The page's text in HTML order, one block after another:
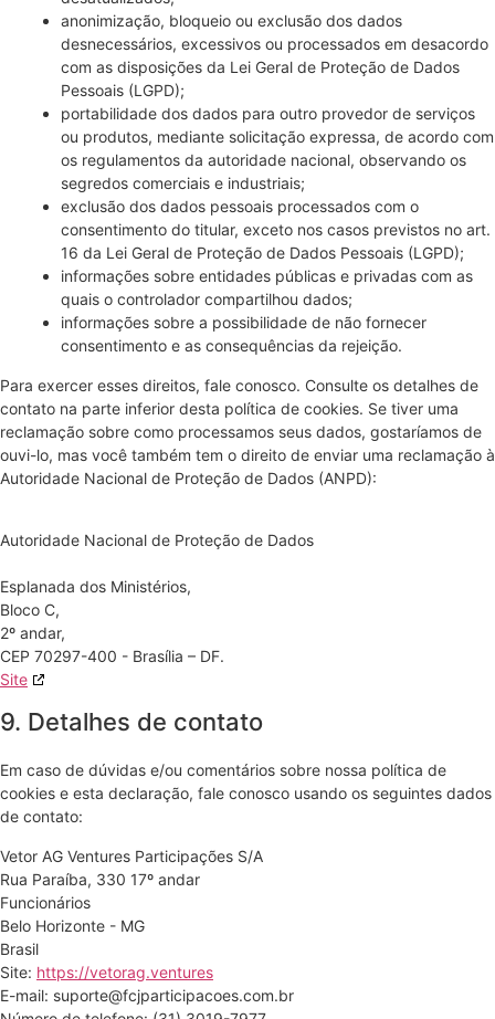
anonimização, bloqueio ou exclusão dos dados
desnecessários, excessivos ou processados em desacordo
com as disposições da Lei Geral de Proteção de Dados
Pessoais (LGPD);
portabilidade dos dados para outro provedor de serviços
ou produtos, mediante solicitação expressa, de acordo com
os regulamentos da autoridade nacional, observando os
segredos comerciais e industriais;
exclusão dos dados pessoais processados com o
consentimento do titular, exceto nos casos previstos no art.
16 da Lei Geral de Proteção de Dados Pessoais (LGPD);
informações sobre entidades públicas e privadas com as
quais o controlador compartilhou dados;
informações sobre a possibilidade de não fornecer
consentimento e as consequências da rejeição.
Para exercer esses direitos, fale conosco. Consulte os detalhes de
contato na parte inferior desta política de cookies. Se tiver uma
reclamação sobre como processamos seus dados, gostaríamos de
ouvi-lo, mas você também tem o direito de enviar uma reclamação à
Autoridade Nacional de Proteção de Dados (ANPD):
Autoridade Nacional de Proteção de Dados
Esplanada dos Ministérios,
Bloco C,
2º andar,
CEP 70297-400 - Brasília – DF.
Site
9. Detalhes de contato
Em caso de dúvidas e/ou comentários sobre nossa política de
cookies e esta declaração, fale conosco usando os seguintes dados
de contato:
Vetor AG Ventures Participações S/A
Rua Paraíba, 330 17º andar
Funcionários
Belo Horizonte - MG
Brasil
Site: https://vetorag.ventures
E-mail: suporte@fcjparticipacoes.com.br